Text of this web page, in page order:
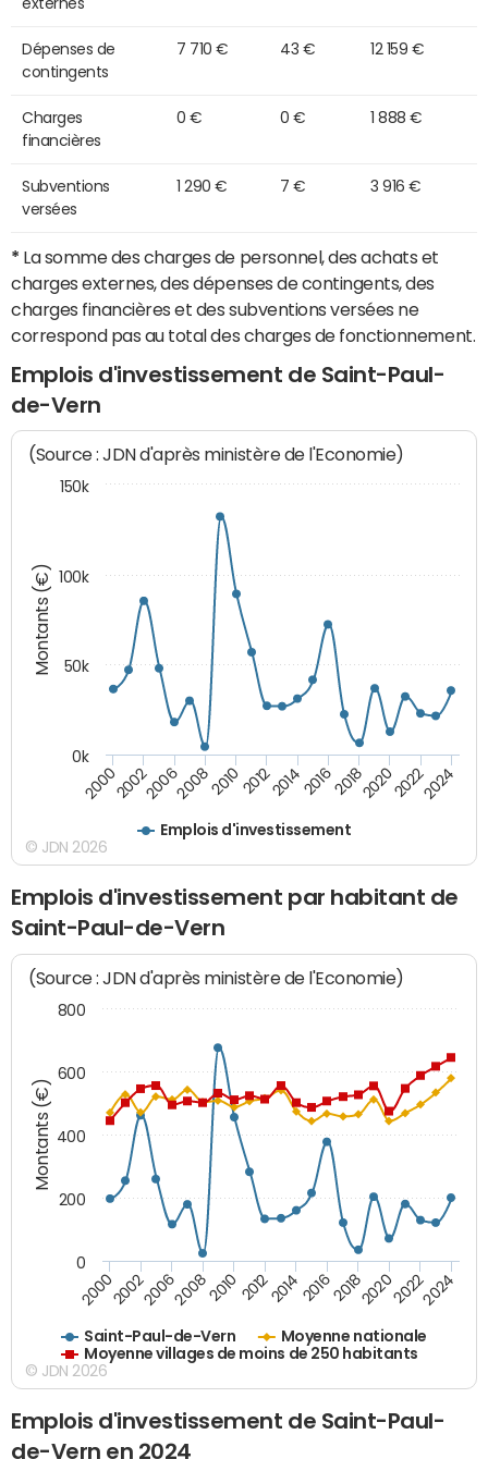
externes
Dépenses de
contingents
7 710 € 43 € 12 159 €
Charges
financières
0 € 0 € 1 888 €
Subventions
versées
1 290 € 7 € 3 916 €
* La somme des charges de personnel, des achats et
charges externes, des dépenses de contingents, des
charges financières et des subventions versées ne
correspond pas au total des charges de fonctionnement.
Emplois d'investissement de Saint-Paul-
de-Vern
Montants (€)
(Source : JDN d'après ministère de l'Economie)
Emplois d'investissement
200020022006200820102012201420162018202020222024
0k
50k
100k
150k
© JDN 2026
Emplois d'investissement par habitant de
Saint-Paul-de-Vern
Montants (€)
(Source : JDN d'après ministère de l'Economie)
Saint-Paul-de-Vern
Moyenne nationale
Moyenne villages de moins de 250 habitants
20002002200620082010 2012201420162018202020222024
0
200
400
600
800
© JDN 2026
Emplois d'investissement de Saint-Paul-
de-Vern en 2024